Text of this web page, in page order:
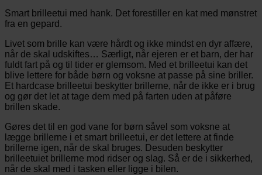
Smart brilleetui med hank. Det forestiller en kat med mønstret
fra en gepard.
Livet som brille kan være hårdt og ikke mindst en dyr affære,
når de skal udskiftes… Særligt, når ejeren er et barn, der har
fuldt fart på og til tider er glemsom. Med et brilleetui kan det
blive lettere for både børn og voksne at passe på sine briller.
Et hardcase brilleetui beskytter brillerne, når de ikke er i brug
og gør det let at tage dem med på farten uden at påføre
brillen skade.
Gøres det til en god vane for børn såvel som voksne at
lægge brillerne i et smart brilleetui, er det lettere at finde
brillerne igen, når de skal bruges. Desuden beskytter
brilleetuiet brillerne mod ridser og slag. Så er de i sikkerhed,
når de skal med i tasken eller ligge i bilen.